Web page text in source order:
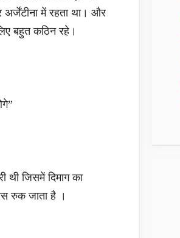
में रहता था। और
बहुत कठिन रहे।
जिसमें दिमाग का
रुक जाता है ।